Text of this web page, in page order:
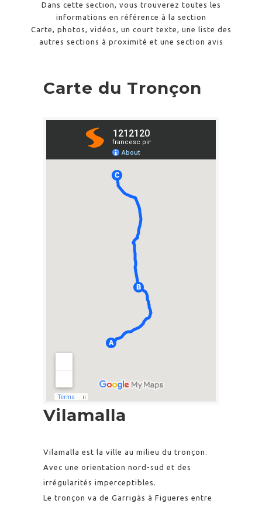
Dans cette section, vous trouverez toutes les
informations en référence à la section
Carte, photos, vidéos, un court texte, une liste des
autres sections à proximité et une section avis
Carte du Tronçon
Vilamalla
Vilamalla est la ville au milieu du tronçon.
Avec une orientation nord-sud et des
irrégularités imperceptibles.
Le tronçon va de Garrigàs à Figueres entre